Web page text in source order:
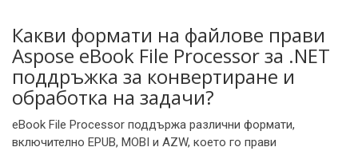
Какви формати на файлове прави
Aspose eBook File Processor за .NET
поддръжка за конвертиране и
обработка на задачи?
eBook File Processor поддържа различни формати,
включително EPUB, MOBI и AZW, което го прави